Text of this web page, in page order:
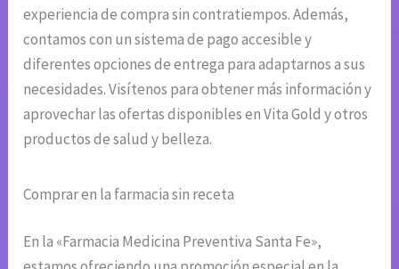
experiencia de compra sin contratiempos. Además,
contamos con un sistema de pago accesible y
diferentes opciones de entrega para adaptarnos a sus
necesidades. Visítenos para obtener más información y
aprovechar las ofertas disponibles en Vita Gold y otros
productos de salud y belleza.
Comprar en la farmacia sin receta
En la «Farmacia Medicina Preventiva Santa Fe»,